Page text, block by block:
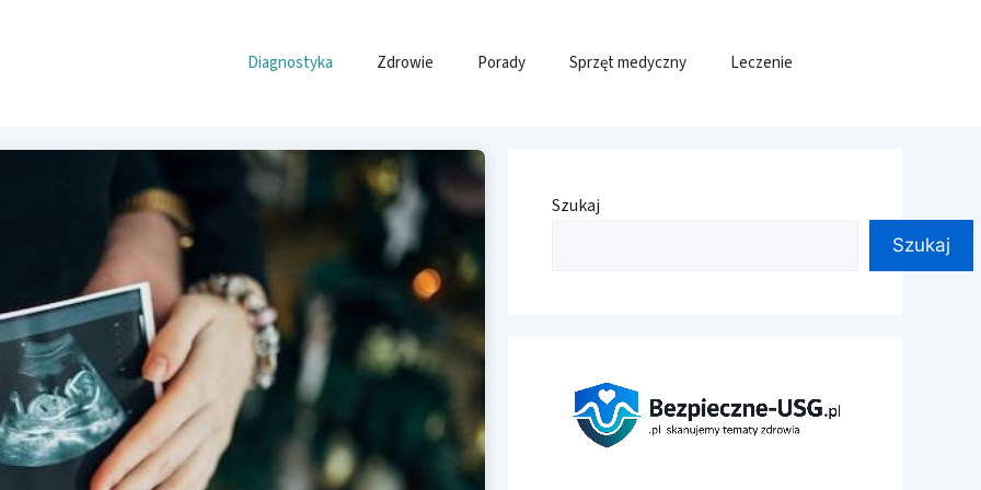
Diagnostyka Zdrowie Porady Sprzęt medyczny Leczenie
Szukaj
Szukaj